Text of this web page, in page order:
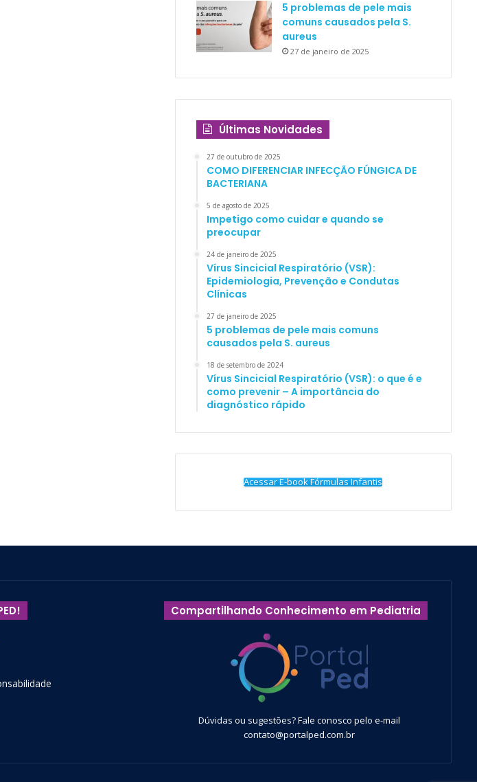
5 problemas de pele mais
comuns causados pela S.
aureus
27 de janeiro de 2025
Últimas Novidades
27 de outubro de 2025
COMO DIFERENCIAR INFECÇÃO FÚNGICA DE
BACTERIANA
5 de agosto de 2025
Impetigo como cuidar e quando se
preocupar
24 de janeiro de 2025
Vírus Sincicial Respiratório (VSR):
Epidemiologia, Prevenção e Condutas
Clínicas
27 de janeiro de 2025
5 problemas de pele mais comuns
causados pela S. aureus
18 de setembro de 2024
Vírus Sincicial Respiratório (VSR): o que é e
como prevenir – A importância do
diagnóstico rápido
Acessar E-book Fórmulas Infantis
Compartilhando Conhecimento em Pediatria
Dúvidas ou sugestões? Fale conosco pelo e-mail
contato@portalped.com.br